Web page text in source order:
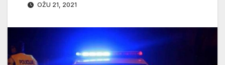
OŽU 21, 2021